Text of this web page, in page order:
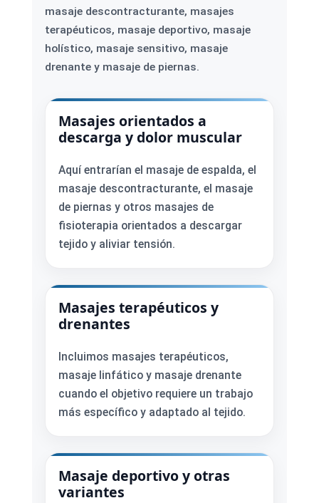
masaje descontracturante, masajes
terapéuticos, masaje deportivo, masaje
holístico, masaje sensitivo, masaje
drenante y masaje de piernas.
Masajes orientados a
descarga y dolor muscular
Aquí entrarían el masaje de espalda, el
masaje descontracturante, el masaje
de piernas y otros masajes de
fisioterapia orientados a descargar
tejido y aliviar tensión.
Masajes terapéuticos y
drenantes
Incluimos masajes terapéuticos,
masaje linfático y masaje drenante
cuando el objetivo requiere un trabajo
más específico y adaptado al tejido.
Masaje deportivo y otras
variantes